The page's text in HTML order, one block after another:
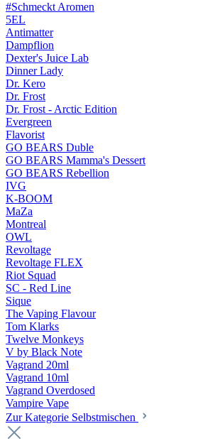
#Schmeckt Aromen
5EL
Antimatter
Dampflion
Dexter's Juice Lab
Dinner Lady
Dr. Kero
Dr. Frost
Dr. Frost - Arctic Edition
Evergreen
Flavorist
GO BEARS Duble
GO BEARS Mamma's Dessert
GO BEARS Rebellion
IVG
K-BOOM
MaZa
Montreal
OWL
Revoltage
Revoltage FLEX
Riot Squad
SC - Red Line
Sique
The Vaping Flavour
Tom Klarks
Twelve Monkeys
V by Black Note
Vagrand 20ml
Vagrand 10ml
Vagrand Overdosed
Vampire Vape
Zur Kategorie Selbstmischen